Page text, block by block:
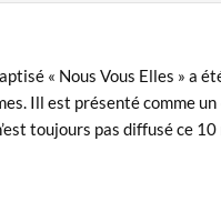
« Nous Vous Elles » a
Ill est présenté comme un
toujours pas diffusé ce